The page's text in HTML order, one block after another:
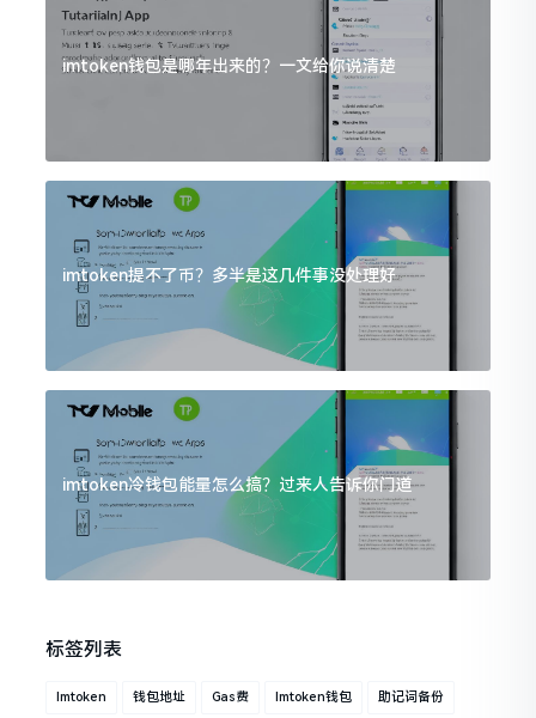
imtoken钱包是哪年出来的？一文给你说清楚
imtoken提不了币？多半是这几件事没处理好
imtoken冷钱包能量怎么搞？过来人告诉你门道
标签列表
Imtoken 钱包地址 Gas费 Imtoken钱包 助记词备份